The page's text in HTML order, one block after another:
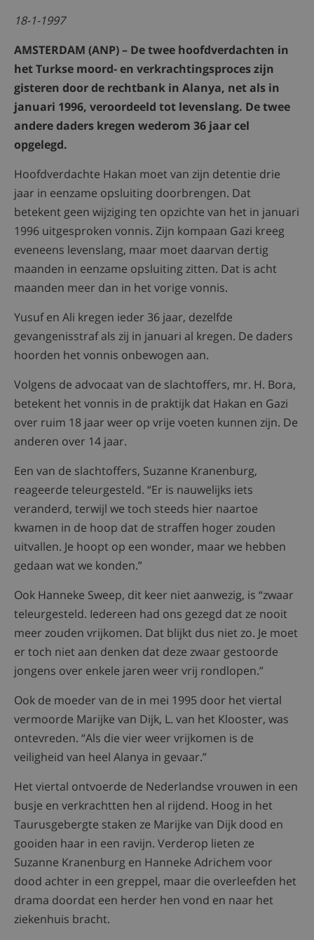
18-1-1997
AMSTERDAM (ANP) – De twee hoofdverdachten in
het Turkse moord- en verkrachtingsproces zijn
gisteren door de rechtbank in Alanya, net als in
januari 1996, veroordeeld tot levenslang. De twee
andere daders kregen wederom 36 jaar cel
opgelegd.
Hoofdverdachte Hakan moet van zijn detentie drie
jaar in eenzame opsluiting doorbrengen. Dat
betekent geen wijziging ten opzichte van het in januari
1996 uitgesproken vonnis. Zijn kompaan Gazi kreeg
eveneens levenslang, maar moet daarvan dertig
maanden in eenzame opsluiting zitten. Dat is acht
maanden meer dan in het vorige vonnis.
Yusuf en Ali kregen ieder 36 jaar, dezelfde
gevangenisstraf als zij in januari al kregen. De daders
hoorden het vonnis onbewogen aan.
Volgens de advocaat van de slachtoffers, mr. H. Bora,
betekent het vonnis in de praktijk dat Hakan en Gazi
over ruim 18 jaar weer op vrije voeten kunnen zijn. De
anderen over 14 jaar.
Een van de slachtoffers, Suzanne Kranenburg,
reageerde teleurgesteld. “Er is nauwelijks iets
veranderd, terwijl we toch steeds hier naartoe
kwamen in de hoop dat de straffen hoger zouden
uitvallen. Je hoopt op een wonder, maar we hebben
gedaan wat we konden.”
Ook Hanneke Sweep, dit keer niet aanwezig, is “zwaar
teleurgesteld. Iedereen had ons gezegd dat ze nooit
meer zouden vrijkomen. Dat blijkt dus niet zo. Je moet
er toch niet aan denken dat deze zwaar gestoorde
jongens over enkele jaren weer vrij rondlopen.”
Ook de moeder van de in mei 1995 door het viertal
vermoorde Marijke van Dijk, L. van het Klooster, was
ontevreden. “Als die vier weer vrijkomen is de
veiligheid van heel Alanya in gevaar.”
Het viertal ontvoerde de Nederlandse vrouwen in een
busje en verkrachtten hen al rijdend. Hoog in het
Taurusgebergte staken ze Marijke van Dijk dood en
gooiden haar in een ravijn. Verderop lieten ze
Suzanne Kranenburg en Hanneke Adrichem voor
dood achter in een greppel, maar die overleefden het
drama doordat een herder hen vond en naar het
ziekenhuis bracht.